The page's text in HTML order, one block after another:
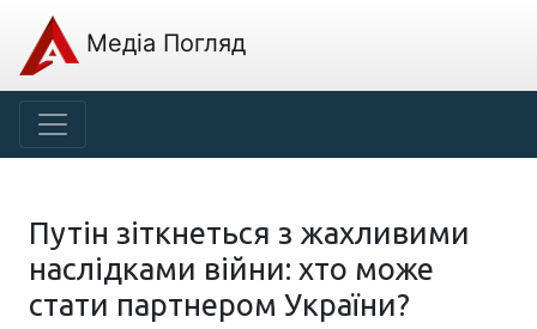
Медіа Погляд
Путін зіткнеться з жахливими
наслідками війни: хто може
стати партнером України?